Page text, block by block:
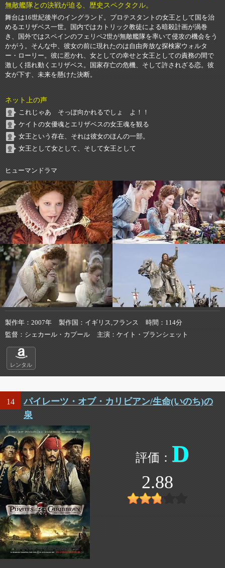
無敵艦隊との決戦が迫る、歴史スペクタクル。
舞台は16世紀後半のイングランド。プロテスタントの女王として国を治
めるエリザベス一世。国内ではカトリック教徒による暗殺計画が渦巻
き、国外ではスペインのフェリペ2世が無敵艦隊を率いて侵攻の機会をう
かがう。そんな中、彼女の前に現れたのは自由奔放な探検家ウォルタ
ー・ローリー。彼に惹かれ、女としての幸せと女王としての責務の間で
激しく揺れ動くエリザベス。国家存亡の危機、そして許されざる恋。彼
女が下す、未来を懸けた決断。
ネット上の声
これじゃあ そっぽ向かれるでしょ よ！！
ケイトの女優魂とエリザベスの女王魂を観る
女王という存在、それは彼女のほんの一部。
女王として女として、そして女王として
ヒューマンドラマ
製作年 2007年 製作国 イギリス,フランス 時間
114分
監督
シェカール・カプール 主演 ケイト・ブランシェット
レンタル
14
パイレーツ・オブ・カリビアン/生命(いのち)の
泉
D
2.88